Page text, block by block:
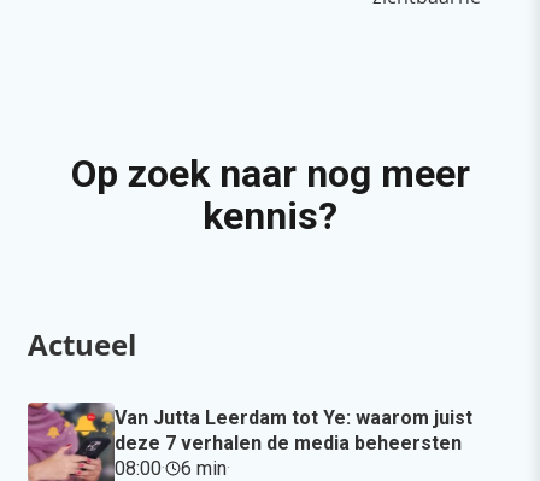
Op zoek naar nog meer
kennis?
Actueel
Van Jutta Leerdam tot Ye: waarom juist
deze 7 verhalen de media beheersten
08:00· 6 min·